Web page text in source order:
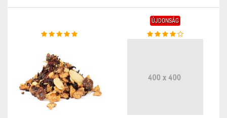
ÚJDONSÁG